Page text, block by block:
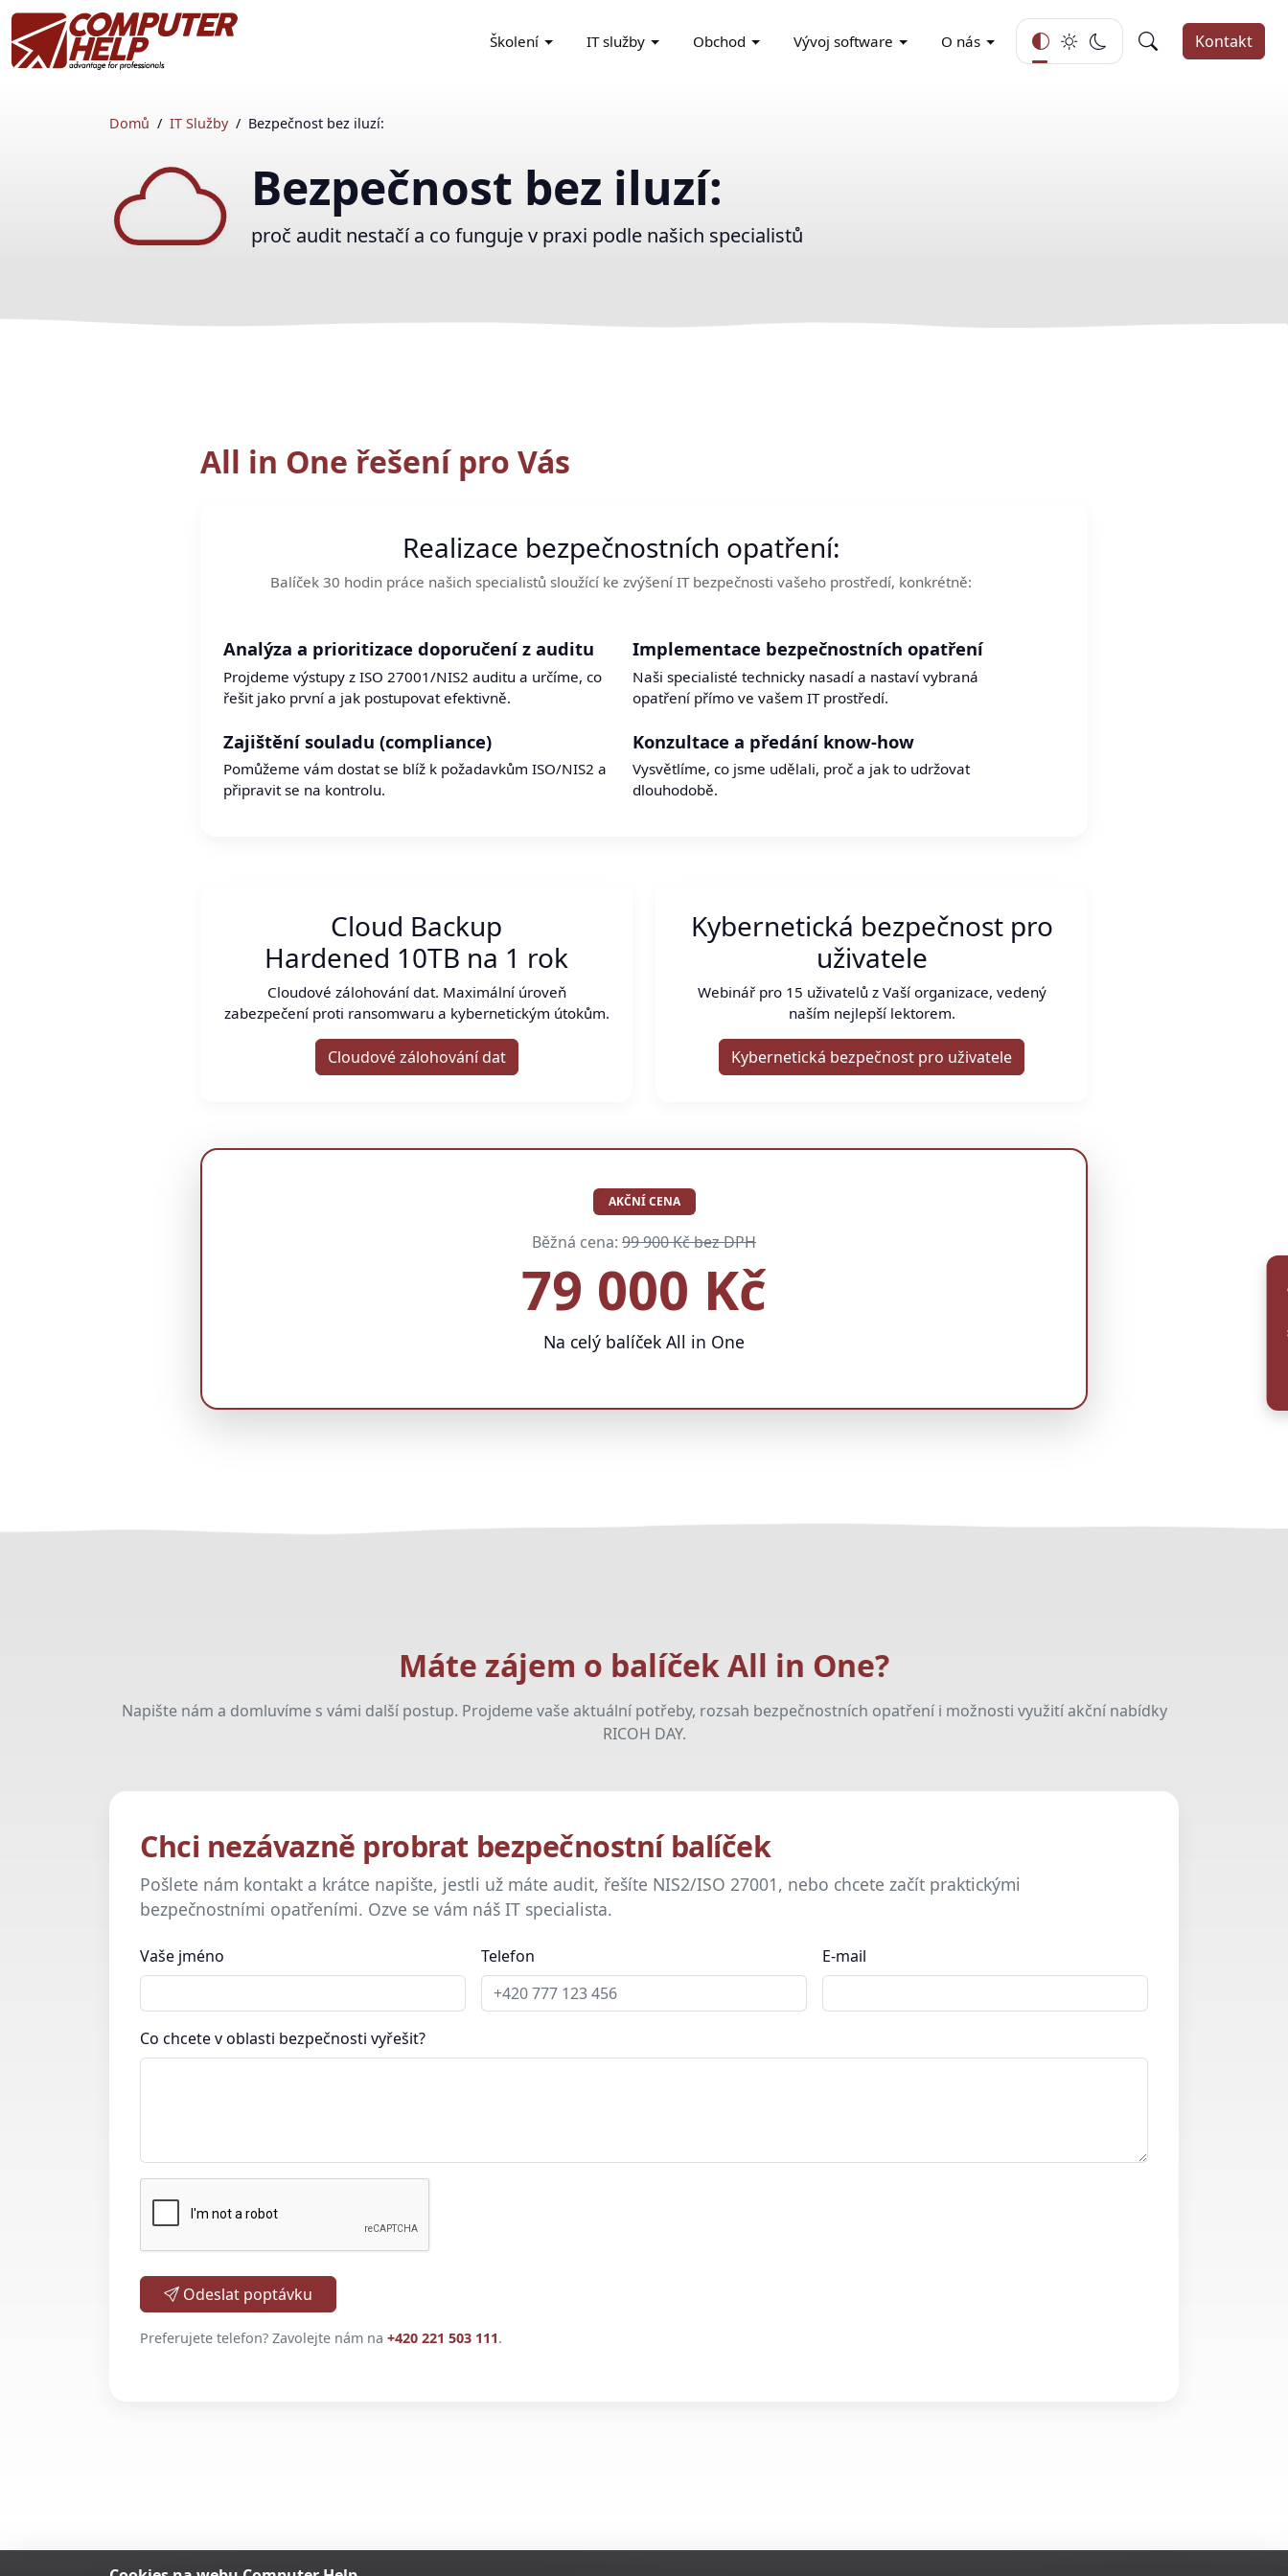
Školení IT služby Obchod Vývoj software O nás Kontakt
Domů IT Služby Bezpečnost bez iluzí:
Bezpečnost bez iluzí:
proč audit nestačí a co funguje v praxi podle našich specialistů
All in One řešení pro Vás
Realizace bezpečnostních opatření:
Balíček 30 hodin práce našich specialistů sloužící ke zvýšení IT bezpečnosti vašeho prostředí, konkrétně:
Analýza a prioritizace doporučení z auditu
Projdeme výstupy z ISO 27001/NIS2 auditu a určíme, co
řešit jako první a jak postupovat efektivně.
Implementace bezpečnostních opatření
Naši specialisté technicky nasadí a nastaví vybraná
opatření přímo ve vašem IT prostředí.
Zajištění souladu (compliance)
Pomůžeme vám dostat se blíž k požadavkům ISO/NIS2 a
připravit se na kontrolu.
Konzultace a předání know-how
Vysvětlíme, co jsme udělali, proč a jak to udržovat
dlouhodobě.
Cloud Backup
Hardened 10TB na 1 rok
Cloudové zálohování dat. Maximální úroveň
zabezpečení proti ransomwaru a kybernetickým útokům.
Cloudové zálohování dat
Kybernetická bezpečnost pro
uživatele
Webinář pro 15 uživatelů z Vaší organizace, vedený
naším nejlepší lektorem.
Kybernetická bezpečnost pro uživatele
AKČNÍ CENA
Běžná cena: 99 900 Kč bez DPH
79 000 Kč
Na celý balíček All in One
Máte zájem o balíček All in One?
Napište nám a domluvíme s vámi další postup. Projdeme vaše aktuální potřeby, rozsah bezpečnostních opatření i možnosti využití akční nabídky
RICOH DAY.
Chci nezávazně probrat bezpečnostní balíček
Pošlete nám kontakt a krátce napište, jestli už máte audit, řešíte NIS2/ISO 27001, nebo chcete začít praktickými
bezpečnostními opatřeními. Ozve se vám náš IT specialista.
Vaše jméno Telefon E-mail
Co chcete v oblasti bezpečnosti vyřešit?
Odeslat poptávku
Preferujete telefon? Zavolejte nám na +420 221 503 111.